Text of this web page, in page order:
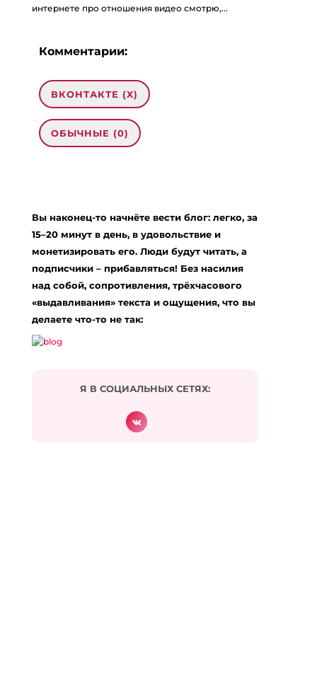
интернете про отношения видео смотрю,...
Комментарии:
ВКОНТАКТЕ (X)
ОБЫЧНЫЕ (0)
Обязательные поля помечены*
Подписаться на комментарии по e-mail
Вы наконец-то начнёте вести блог: легко, за
15–20 минут в день, в удовольствие и
монетизировать его. Люди будут читать, а
подписчики – прибавляться! Без насилия
над собой, сопротивления, трёхчасового
«выдавливания» текста и ощущения, что вы
делаете что-то не так:
Я В СОЦИАЛЬНЫХ СЕТЯХ: